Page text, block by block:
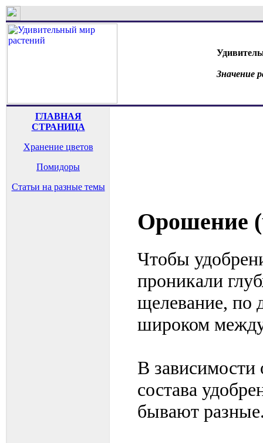
Значение
ГЛАВНАЯ
СТРАНИЦА
Хранение цветов
Помидоры
Статьи на разные темы
Орошение
Чтобы
проникали
щелевание, по
широком
В зависимости
состава
бывают